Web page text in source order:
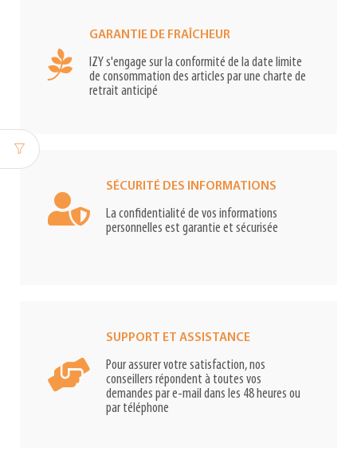
GARANTIE DE FRAÎCHEUR
IZY s'engage sur la conformité de la date limite
de consommation des articles par une charte de
retrait anticipé
SÉCURITÉ DES INFORMATIONS
La confidentialité de vos informations
personnelles est garantie et sécurisée
SUPPORT ET ASSISTANCE
Pour assurer votre satisfaction, nos
conseillers répondent à toutes vos
demandes par e-mail dans les 48 heures ou
par téléphone